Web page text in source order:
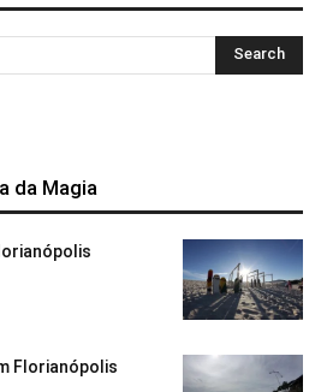
da Magia
Florianópolis